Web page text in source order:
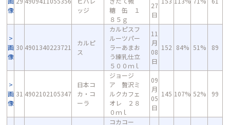
像
ッジ
糖 缶 １
８５ｇ
27
日
画
像
30 4901340223721
カルピ
ス
カルピスフ
ルーツパー
ラーあまお
う練乳仕立
５００ｍｌ
11
月
08
日
152 84% 51% 89
画
像
31 4902102105347
日本コ
カ・コ
ーラ
ジョージ
ア 贅沢ミ
ルクカフェ
オレ ２８
０ｍｌ
09
月
05
日
145 107% 52% 99
コカコー